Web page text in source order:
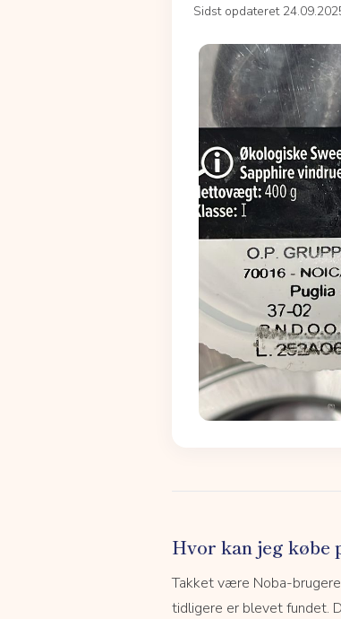
Sidst opdateret
Hvor kan jeg købe
Takket være Noba-
tidligere er blevet fundet.